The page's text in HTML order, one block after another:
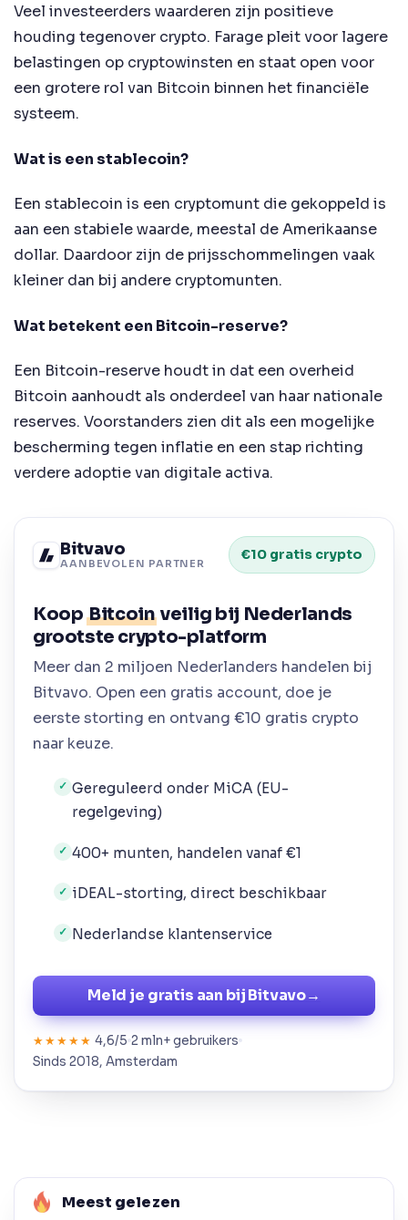
Veel investeerders waarderen zijn positieve
houding tegenover crypto. Farage pleit voor lagere
belastingen op cryptowinsten en staat open voor
een grotere rol van Bitcoin binnen het financiële
systeem.
Wat is een stablecoin?
Een stablecoin is een cryptomunt die gekoppeld is
aan een stabiele waarde, meestal de Amerikaanse
dollar. Daardoor zijn de prijsschommelingen vaak
kleiner dan bij andere cryptomunten.
Wat betekent een Bitcoin-reserve?
Een Bitcoin-reserve houdt in dat een overheid
Bitcoin aanhoudt als onderdeel van haar nationale
reserves. Voorstanders zien dit als een mogelijke
bescherming tegen inflatie en een stap richting
verdere adoptie van digitale activa.
Bitvavo
AANBEVOLEN PARTNER
€10 gratis crypto
KoopBitcoin veilig bij Nederlands
grootste crypto-platform
Meer dan 2 miljoen Nederlanders handelen bij
Bitvavo. Open een gratis account, doe je
eerste storting en ontvang €10 gratis crypto
naar keuze.
✓ Gereguleerd onder MiCA (EU-
regelgeving)
✓ 400+ munten, handelen vanaf €1
✓ iDEAL-storting, direct beschikbaar
✓ Nederlandse klantenservice
Meld je gratis aan bij Bitvavo→
★★★★★ 4,6/5 2 mln+ gebruikers
Sinds 2018, Amsterdam
Meest gelezen